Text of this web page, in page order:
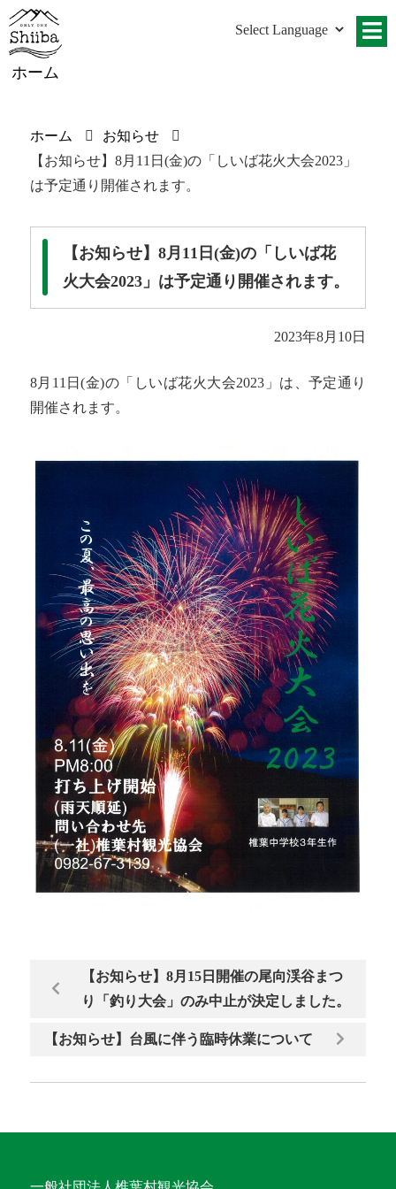
ホーム
ホーム
お知らせ
【お知らせ】8月11日(金)の「しいば花火大会2023」
は予定通り開催されます。
【お知らせ】8月11日(金)の「しいば花
火大会2023」は予定通り開催されます。
2023年8月10日
8月11日(金)の「しいば花火大会2023」は、予定通り
開催されます。
【お知らせ】8月15日開催の尾向渓谷まつ
り「釣り大会」のみ中止が決定しました。
【お知らせ】台風に伴う臨時休業について